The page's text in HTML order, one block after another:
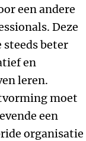
een andere
Deze
beter
en
leren.
moet
een
organisatie